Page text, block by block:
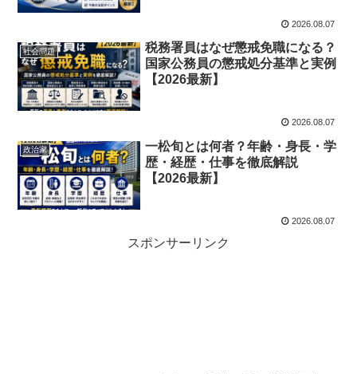
2026.08.07
社会問題
税務署員はなぜ懲戒免職になる？
国家公務員の懲戒処分基準と実例
【2026最新】
2026.08.07
政治家
一松旬とは何者？年齢・身長・学
歴・経歴・仕事を徹底解説
【2026最新】
2026.08.07
スポンサーリンク